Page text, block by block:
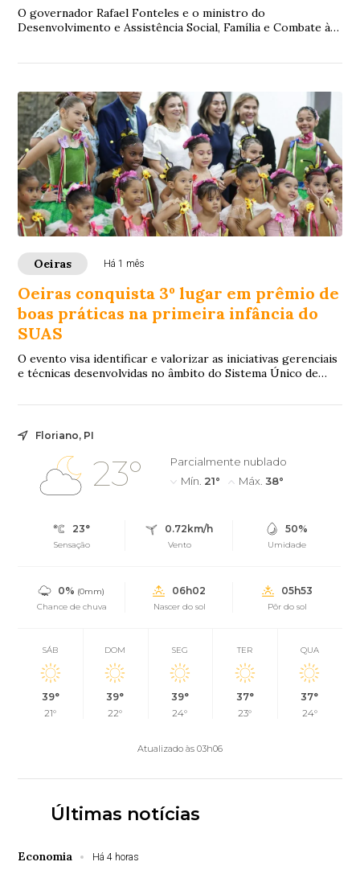
O governador Rafael Fonteles e o ministro do
Desenvolvimento e Assistência Social, Família e Combate à
Oeiras Há 1 mês
Oeiras conquista 3º lugar em prêmio de
boas práticas na primeira infância do
SUAS
O evento visa identificar e valorizar as iniciativas gerenciais
e técnicas desenvolvidas no âmbito do Sistema Único de
Floriano, PI
23°
Parcialmente nublado
Mín. 21° Máx. 38°
23°
Sensação
0.72km/h
Vento
50%
Umidade
0% (0mm)
Chance de chuva
06h02
Nascer do sol
05h53
Pôr do sol
SÁB
39°
21°
DOM
39°
22°
SEG
39°
24°
TER
37°
23°
QUA
37°
24°
Atualizado às 03h06
Últimas notícias
Economia Há 4 horas